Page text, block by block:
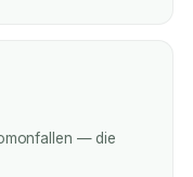
— die